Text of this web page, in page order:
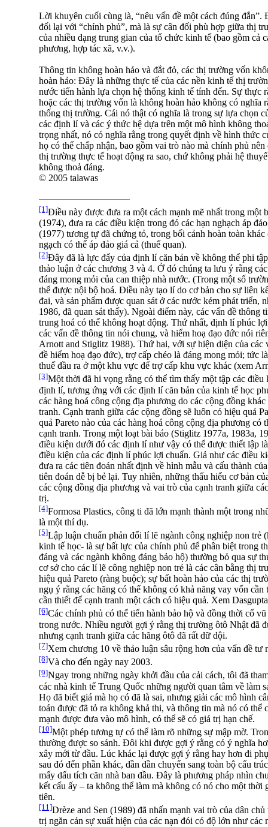
Lời khuyên cuối cùng là, “nêu vấn đề một cách đúng
đối lại với “chính phủ”, mà là sự cân đối phù hợp giữa thị
của nhiều dạng trung gian của tổ chức kinh tế (bao gồm cả
phương, hợp tác xã, v.v.).
Thông tin không hoàn hảo và đắt đỏ, các thị trường vốn
hoàn hảo: Đây là những thực tế của các nền kinh tế thị
nước tiến hành lựa chọn hệ thống kinh tế tính đến. Sự thực
hoặc các thị trường vốn là không hoàn hảo không có nghĩa
thống thị trường. Cái nó thật có nghĩa là trong sự lựa chọn
các định lí và các ý thức hệ dựa trên một mô hình không
trọng nhất, nó có nghĩa rằng trong quyết định về hình thức
họ có thể chấp nhận, bao gồm vai trò nào mà chính phủ
thị trường thực tế hoạt động ra sao, chứ không phải hệ
không thoả đáng.
© 2005 talawas
[1]Điều này được đưa ra một cách mạnh mẽ nhất trong một
(1974), đưa ra các điều kiện trong đó các hạn nghạch áp
(1977) tương tự đã chứng tỏ, trong bối cảnh hoàn toàn
ngạch có thể áp đảo giá cả (thuế quan).
[2]Đây đã là lực đẩy của định lí căn bản về không thể phi
thảo luận ở các chương 3 và 4. Ở đó chúng ta lưu ý rằng
đáng mong mỏi của can thiệp nhà nước. (Trong một số
thể được nội bộ hoá. Điều này tạo lí do cơ bản cho sự liên
đai, và sản phẩm được quan sát ở các nước kém phát triển,
1986, đã quan sát thấy). Ngoài điểm này, các vấn đề thông
trung hoá có thể không hoạt động. Thứ nhất, định lí phúc
các vấn đề thông tin nói chung, và hiểm hoạ đạo đức nói
Arnott and Stiglitz 1988). Thứ hai, với sự hiện diện của các
đề hiểm hoạ đạo đức), trợ cấp chéo là đáng mong mỏi; tức
thuế đầu ra ở một khu vực để trợ cấp khu vực khác (xem
[3]Một thời đã hi vọng rằng có thể tìm thấy một tập các
định lí, tương ứng với các định lí căn bản của kinh tế học
các hàng hoá công cộng địa phương do các cộng đồng
tranh. Cạnh tranh giữa các cộng đồng sẽ luôn có hiệu quả
quả Pareto nào của các hàng hoá công cộng địa phương có
cạnh tranh. Trong một loạt bài báo (Stiglitz 1977a, 1983a,
điều kiện dưới đó các định lí như vậy có thể được thiết lập
điều kiện của các định lí phúc lợi chuẩn. Giả như các điều
đưa ra các tiên đoán nhất định về hình mẫu và cấu thành
tiên đoán dễ bị bẻ lại. Tuy nhiên, những thấu hiểu cơ bản
các cộng đồng địa phương và vai trò của cạnh tranh giữa
trị.
[4]Formosa Plastics, công ti đã lớn mạnh thành một trong
là một thí dụ.
[5]Lập luận chuẩn phản đối lí lẽ ngành công nghiệp non trẻ
kinh tế học- là sự bất lực của chính phủ để phân biệt trong
đáng và các ngành không đáng bảo hộ) thường bỏ qua sự
cơ sở cho các lí lẽ công nghiệp non trẻ là các cân bằng thị
hiệu quả Pareto (ràng buộc); sự bất hoàn hảo của các thị
ngụ ý rằng các hãng có thể không có khả năng vay vốn
cần thiết để cạnh tranh một cách có hiệu quả. Xem
[6]Các chính phủ có thể tiến hành bảo hộ và đồng thời cổ
trong nước. Nhiều người gợi ý rằng thị trường ôtô Nhật đã
nhưng cạnh tranh giữa các hãng ôtô đã rất dữ dội.
[7]Xem chương 10 về thảo luận sâu rộng hơn của vấn đề tư
[8]Và cho đến ngày nay 2003.
[9]Ngay trong những ngày khởi đầu của cải cách, tôi đã
các nhà kinh tế Trung Quốc những người quan tâm về làm
Họ đã biết giá mà họ có đã là sai, nhưng giải các mô hình
toán được đã tỏ ra không khả thi, và thông tin mà nó có thể
mạnh được đưa vào mô hình, có thể sẽ có giá trị hạn chế.
[10]Một phép tương tự có thể làm rõ những sự mập mờ.
thường được so sánh. Đôi khi được gợi ý rằng có ý nghĩa
xây mới từ đầu. Lúc khác lại được gợi ý rằng hay hơn đi
sau đó đến phần khác, dần dần chuyển sang toàn bộ cấu
mấy dấu tích căn nhà ban đầu. Đây là phương pháp nhìn
kết cấu ấy – ta không thể làm mà không có nó cho một thời
tiên.
[11]Drèze and Sen (1989) đã nhấn mạnh vai trò của dân
trị ngăn cản sự xuất hiện của các nạn đói có độ lớn như